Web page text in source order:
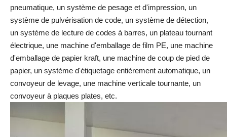
pneumatique, un système de pesage et d'impression, un
système de pulvérisation de code, un système de détection,
un système de lecture de codes à barres, un plateau tournant
électrique, une machine d'emballage de film PE, une machine
d'emballage de papier kraft, une machine de coup de pied de
papier, un système d'étiquetage entièrement automatique, un
convoyeur de levage, une machine verticale tournante, un
convoyeur à plaques plates, etc.